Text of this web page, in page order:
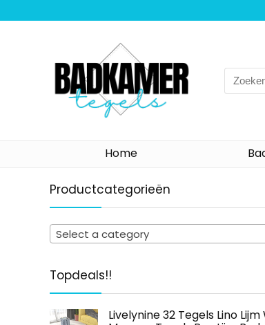
Search
for:
Home
Productcategorieën
Select a category
Topdeals!!
Livelynine 32 Tegels Lino Lijm